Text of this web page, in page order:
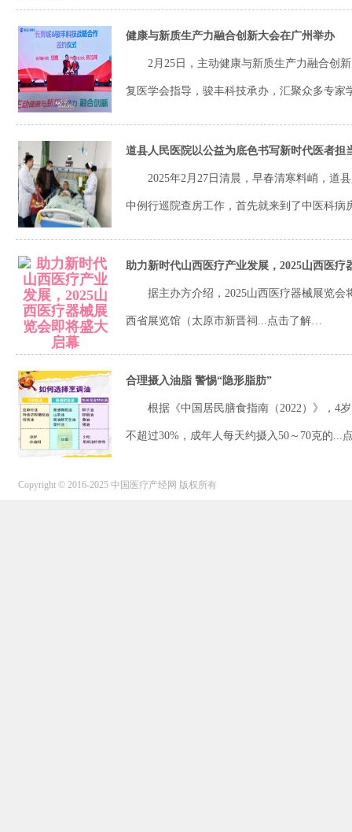
健康与新质生产力融合创新大会在广州举办
2月25日，主动健康与新质生产力融合创新
复医学会指导，骏丰科技承办，汇聚众多专家
道县人民医院以公益为底色书写新时代医者担
2025年2月27日清晨，早春清寒料峭，道县
中例行巡院查房工作，首先就来到了中医科病
助力新时代山西医疗产业发展，2025山西医疗
据主办方介绍，2025山西医疗器械展览会
西省展览馆（太原市新晋祠... 点击了解…
合理摄入油脂 警惕“隐形脂肪”
根据《中国居民膳食指南（2022）》，4岁
不超过30%，成年人每天约摄入50～70克的...
Copyright © 2016-2025 中国医疗产经网 版权所有